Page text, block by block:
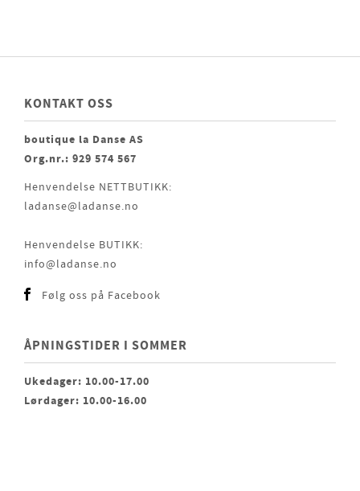
KONTAKT OSS
boutique la Danse AS
Org.nr.: 929 574 567
Henvendelse NETTBUTIKK:
ladanse@ladanse.no
Henvendelse BUTIKK:
info@ladanse.no
Følg oss på Facebook
ÅPNINGSTIDER I SOMMER
Ukedager: 10.00-17.00
Lørdager: 10.00-16.00